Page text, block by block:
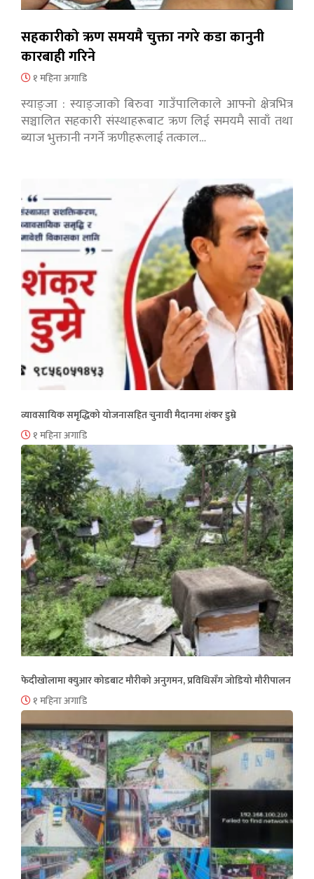
सहकारीको ऋण समयमै चुक्ता नगरे कडा कानुनी
कारबाही गरिने
१ महिना अगाडि
स्याङ्जा : स्याङ्जाको बिरुवा गाउँपालिकाले आफ्नो क्षेत्रभित्र
सञ्चालित सहकारी संस्थाहरूबाट ऋण लिई समयमै सावाँ तथा
ब्याज भुक्तानी नगर्ने ऋणीहरूलाई तत्काल…
व्यावसायिक समृद्धिको योजनासहित चुनावी मैदानमा शंकर डुम्रे
१ महिना अगाडि
फेदीखोलामा क्युआर कोडबाट मौरीको अनुगमन, प्रविधिसँग जोडियो मौरीपालन
१ महिना अगाडि